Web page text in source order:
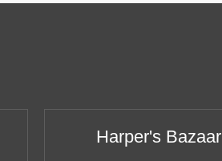
Harper's Bazaar